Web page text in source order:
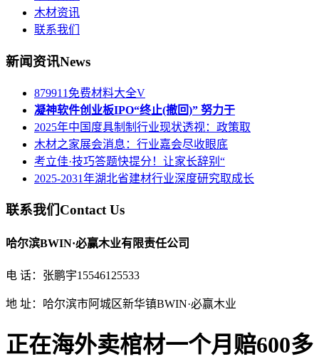
木材资讯
联系我们
新闻资讯News
879911免费材料大全V
凝神软件创业板IPO“终止(撤回)” 努力于
2025年中国度具制制行业现状透视：政策取
木材之家展会消息：行业嘉会尽收眼底
考立佳·技巧答题快提分！让家长辞别“
2025-2031年湖北省建材行业深度研究取成长
联系我们Contact Us
哈尔滨BWIN·必赢木业有限责任公司
电 话：张鹏宇15546125533
地 址：哈尔滨市阿城区新华镇BWIN·必赢木业
正在海外卖棺材一个月赔600多